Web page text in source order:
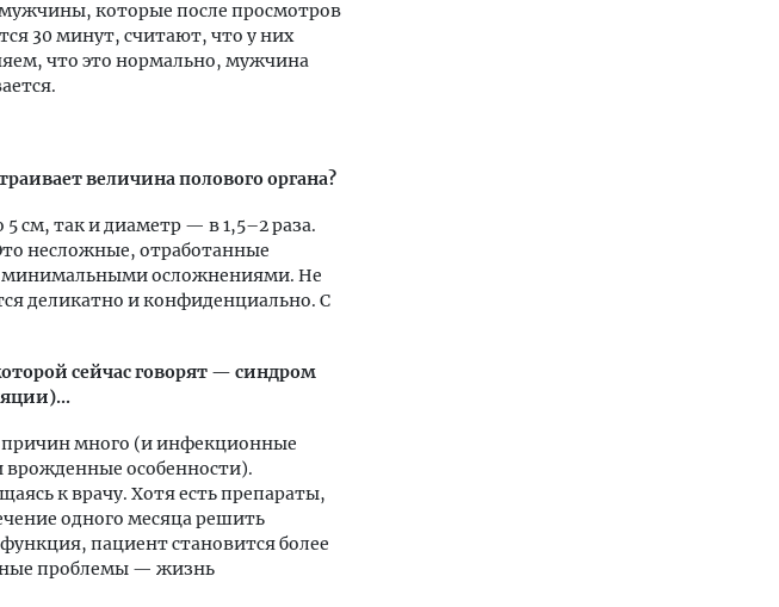
которые после просмотров
30 минут, считают, что у них
что это нормально, мужчина
величина полового органа?
см, так и диаметр — в 1,5–2 раза.
несложные, отработанные
минимальными осложнениями. Не
деликатно и конфиденциально. С
сейчас говорят — синдром
причин много (и инфекционные
врожденные особенности).
к врачу. Хотя есть препараты,
одного месяца решить
пациент становится более
проблемы — жизнь